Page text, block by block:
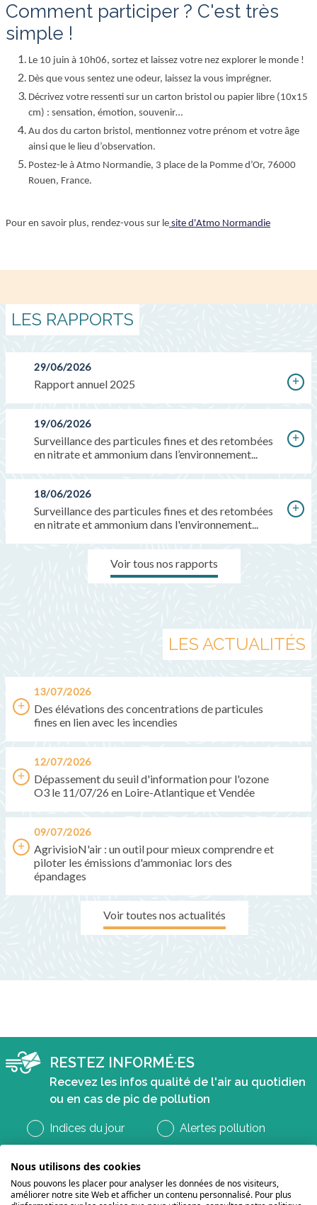
Comment participer ? C'est très
simple !
Le 10 juin à 10h06, sortez et laissez votre nez explorer le monde !
Dès que vous sentez une odeur, laissez la vous imprégner.
Décrivez votre ressenti sur un carton bristol ou papier libre (10x15
cm) : sensation, émotion, souvenir…
Au dos du carton bristol, mentionnez votre prénom et votre âge
ainsi que le lieu d’observation.
Postez-le à Atmo Normandie, 3 place de la Pomme d’Or, 76000
Rouen, France.
Pour en savoir plus, rendez-vous sur le site d'Atmo Normandie
LES RAPPORTS
29/06/2026
Rapport annuel 2025
19/06/2026
Surveillance des particules fines et des retombées
en nitrate et ammonium dans l’environnement...
18/06/2026
Surveillance des particules fines et des retombées
en nitrate et ammonium dans l'environnement...
Voir tous nos rapports
LES ACTUALITÉS
13/07/2026
Des élévations des concentrations de particules
fines en lien avec les incendies
12/07/2026
Dépassement du seuil d'information pour l'ozone
O3 le 11/07/26 en Loire-Atlantique et Vendée
09/07/2026
AgrivisioN'air : un outil pour mieux comprendre et
piloter les émissions d'ammoniac lors des
épandages
Voir toutes nos actualités
RESTEZ INFORMÉ·ES
Recevez les infos qualité de l'air au quotidien
ou en cas de pic de pollution
Indices du jour Alertes pollution
Nous utilisons des cookies
Nous pouvons les placer pour analyser les données de nos visiteurs,
améliorer notre site Web et afficher un contenu personnalisé. Pour plus